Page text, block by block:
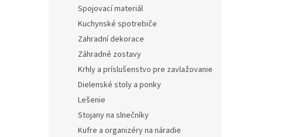
Spojovací materiál
Kuchynské spotrebiče
Zahradní dekorace
Záhradné zostavy
Krhly a príslušenstvo pre zavlažovanie
Dielenské stoly a ponky
Lešenie
Stojany na slnečníky
Kufre a organizéry na náradie